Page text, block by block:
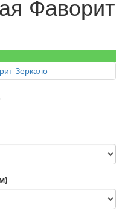
Фаворит